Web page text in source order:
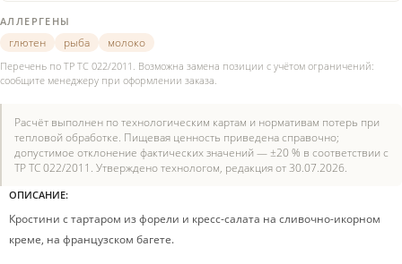
АЛЛЕРГЕНЫ
глютен
рыба
молоко
Перечень по ТР ТС 022/2011. Возможна замена позиции с учётом ограничений:
сообщите менеджеру при оформлении заказа.
Расчёт выполнен по технологическим картам и нормативам потерь при
тепловой обработке. Пищевая ценность приведена справочно;
допустимое отклонение фактических значений — ±20 % в соответствии с
ТР ТС 022/2011. Утверждено технологом, редакция от 30.07.2026.
ОПИСАНИЕ:
Кростини с тартаром из форели и кресс-салата на сливочно-икорном
креме, на французском багете.